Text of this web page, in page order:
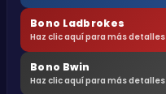
Bono Ladbrokes
Haz clic aquí para más detalles
Bono Bwin
Haz clic aquí para más detalles